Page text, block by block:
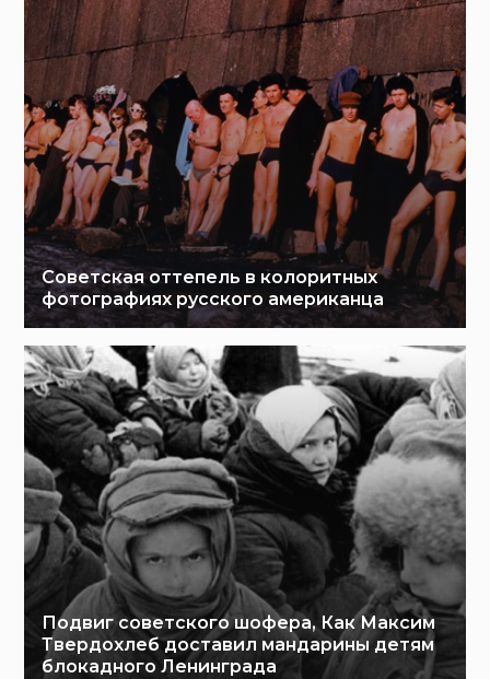
Советская оттепель в колоритных
фотографиях русского американца
Подвиг советского шофера, Как Максим
Твердохлеб доставил мандарины детям
блокадного Ленинграда